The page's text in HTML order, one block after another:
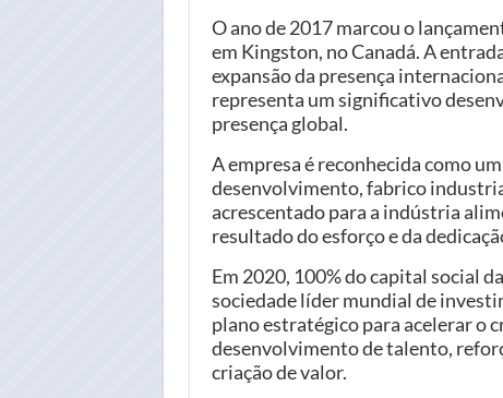
O ano de 2017 marcou o
em Kingston, no Canadá. A
expansão da presença
representa um significativo
presença global.
A empresa é reconhecida como
desenvolvimento, fabrico
acrescentado para a indústria
resultado do esforço e da
Em 2020, 100% do capital social
sociedade líder mundial de
plano estratégico para acelerar o
desenvolvimento de talento,
criação de valor.